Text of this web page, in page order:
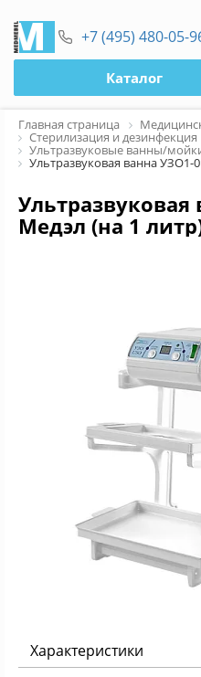
+7 (495) 480-05-
Каталог
Главная страница
Стерилизация и дезинфекция
Ультразвуковые ванны/
Ультразвуковая ванна УЗО1-
Ультразвуковая
Медэл (на 1
Характеристики